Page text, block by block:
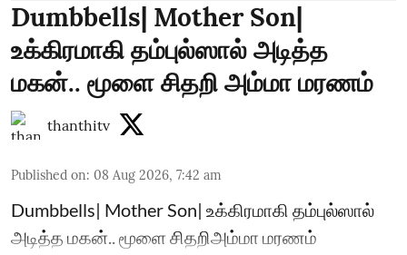
Dumbbells| Mother Son|
உக்கிரமாகி தம்புல்ஸால் அடித்த
மகன்.. மூளை சிதறி அம்மா மரணம்
thanthitv
Published on: 08 Aug 2026, 7:42 am
Dumbbells| Mother Son| உக்கிரமாகி தம்புல்ஸால்
அடித்த மகன்.. மூளை சிதறிஅம்மா மரணம்